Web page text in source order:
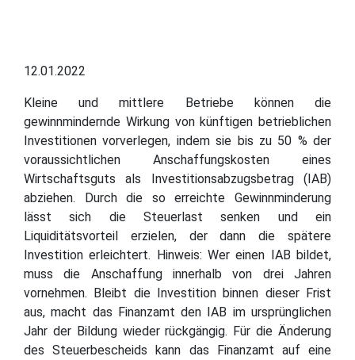
12.01.2022
Kleine und mittlere Betriebe können die
gewinnmindernde Wirkung von künftigen betrieblichen
Investitionen vorverlegen, indem sie bis zu 50 % der
voraussichtlichen Anschaffungskosten eines
Wirtschaftsguts als Investitionsabzugsbetrag (IAB)
abziehen. Durch die so erreichte Gewinnminderung
lässt sich die Steuerlast senken und ein
Liquiditätsvorteil erzielen, der dann die spätere
Investition erleichtert. Hinweis: Wer einen IAB bildet,
muss die Anschaffung innerhalb von drei Jahren
vornehmen. Bleibt die Investition binnen dieser Frist
aus, macht das Finanzamt den IAB im ursprünglichen
Jahr der Bildung wieder rückgängig. Für die Änderung
des Steuerbescheids kann das Finanzamt auf eine